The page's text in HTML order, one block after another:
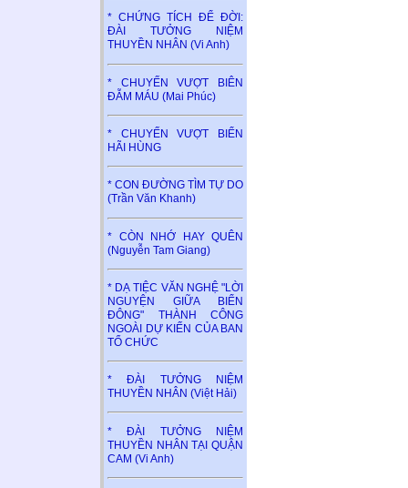
* CHỨNG TÍCH ĐỂ ĐỜI:
ĐÀI TƯỞNG NIỆM
THUYỀN NHÂN (Vi Anh)
* CHUYẾN VƯỢT BIÊN
ĐẪM MÁU (Mai Phúc)
* CHUYẾN VƯỢT BIỂN
HÃI HÙNG
* CON ĐƯỜNG TÌM TỰ DO
(Trần Văn Khanh)
* CÒN NHỚ HAY QUÊN
(Nguyễn Tam Giang)
* DẠ TIỆC VĂN NGHỆ "LỜI
NGUYỆN GIỮA BIỂN
ĐÔNG" THÀNH CÔNG
NGOÀI DỰ KIẾN CỦA BAN
TỔ CHỨC
* ĐÀI TƯỞNG NIỆM
THUYỀN NHÂN (Việt Hải)
* ĐÀI TƯỞNG NIỆM
THUYỀN NHÂN TẠI QUẬN
CAM (Vi Anh)